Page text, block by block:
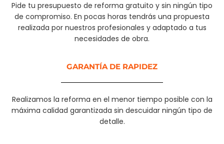
Pide tu presupuesto de reforma gratuito y sin ningún tipo
de compromiso. En pocas horas tendrás una propuesta
realizada por nuestros profesionales y adaptado a tus
necesidades de obra.
GARANTÍA DE RAPIDEZ​
Realizamos la reforma en el menor tiempo posible con la
máxima calidad garantizada sin descuidar ningún tipo de
detalle.